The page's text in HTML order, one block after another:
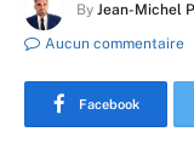
By Jean-Michel
Aucun commentaire
Facebook